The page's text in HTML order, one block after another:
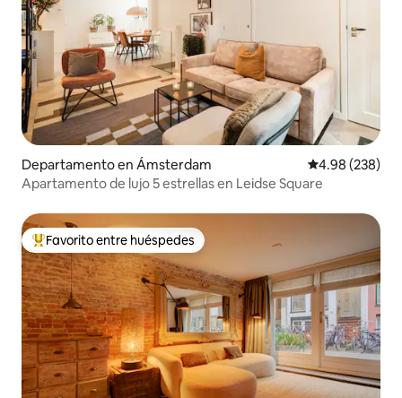
Departamento en Ámsterdam Calificación
4.98 (238)
Apartamento de lujo 5 estrellas en Leidse Square
De los mejores en Favorito entre huéspedes
Favorito entre huéspedes